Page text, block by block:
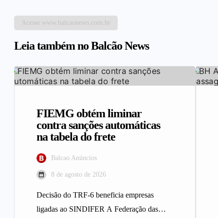
Acesse www.balcaonews.com.br
Leia também no Balcão News
FIEMG obtém liminar
contra sanções automáticas
na tabela do frete
Balcao Anúncios
8 de agosto de 2026
Decisão do TRF-6 beneficia empresas
ligadas ao SINDIFER A Federação das